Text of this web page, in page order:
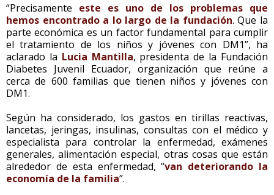
“Precisamente este es uno de los problemas que
hemos encontrado a lo largo de la fundación. Que la
parte económica es un factor fundamental para cumplir
el tratamiento de los niños y jóvenes con DM1”, ha
aclarado la Lucia Mantilla, presidenta de la Fundación
Diabetes Juvenil Ecuador, organización que reúne a
cerca de 600 familias que tienen niños y jóvenes con
DM1.
Según ha considerado, los gastos en tirillas reactivas,
lancetas, jeringas, insulinas, consultas con el médico y
especialista para controlar la enfermedad, exámenes
generales, alimentación especial, otras cosas que están
alrededor de esta enfermedad, “van deteriorando la
economía de la familia”.